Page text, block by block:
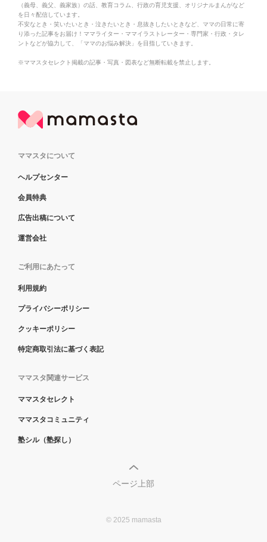
（義母、義父、義家族）の話、教育コラム、行政の育児支援、オリジナルまんがなど
を日々配信しています。
不安なとき・笑いたいとき・泣きたいとき・息抜きしたいときなど、ママの日常に寄
り添った記事をお届け！ママライター・ママイラストレーター・専門家・行政・タレ
ントなどが協力して、「ママのお悩み解決」を目指していきます。
※ママスタセレクト掲載の記事・写真・図表など無断転載を禁止します。
ママスタについて
ヘルプセンター
会員特典
広告出稿について
運営会社
ご利用にあたって
利用規約
プライバシーポリシー
クッキーポリシー
特定商取引法に基づく表記
ママスタ関連サービス
ママスタセレクト
ママスタコミュニティ
塾シル（塾探し）
ページ上部
© 2025 mamasta